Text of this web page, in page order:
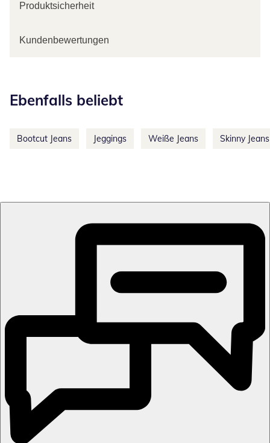
Produktsicherheit
Kundenbewertungen
Ebenfalls beliebt
Bootcut Jeans Jeggings Weiße Jeans Skinny Jeans